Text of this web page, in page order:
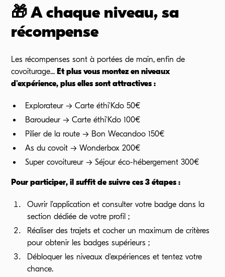
🎁 A chaque niveau, sa
récompense
Les récompenses sont à portées de main, enfin de
covoiturage... Et plus vous montez en niveaux
d'expérience, plus elles sont attractives :
Explorateur → Carte éthi'Kdo 50€
Baroudeur → Carte éthi'Kdo 100€
Pilier de la route → Bon Wecandoo 150€
As du covoit → Wonderbox 200€
Super covoitureur → Séjour éco-hébergement 300€
Pour participer, il suffit de suivre ces 3 étapes :
Ouvrir l’application et consulter votre badge dans la
section dédiée de votre profil ;
Réaliser des trajets et cocher un maximum de critères
pour obtenir les badges supérieurs ;
Débloquer les niveaux d'expériences et tentez votre
chance.